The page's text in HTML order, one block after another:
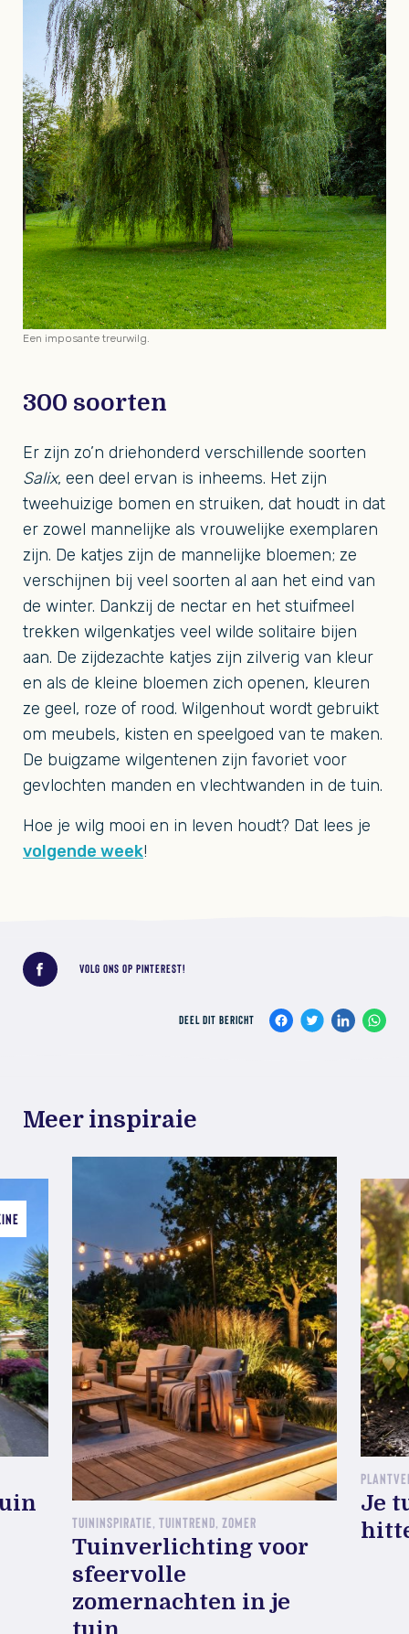
300 soorten
Er zijn zo’n driehonderd verschillende soorten
Salix, een deel ervan is inheems. Het zijn
tweehuizige bomen en struiken, dat houdt in dat
er zowel mannelijke als vrouwelijke exemplaren
zijn. De katjes zijn de mannelijke bloemen; ze
verschijnen bij veel soorten al aan het eind van
de winter. Dankzij de nectar en het stuifmeel
trekken wilgenkatjes veel wilde solitaire bijen
aan. De zijdezachte katjes zijn zilverig van kleur
en als de kleine bloemen zich openen, kleuren
ze geel, roze of rood. Wilgenhout wordt gebruikt
om meubels, kisten en speelgoed van te maken.
De buigzame wilgentenen zijn favoriet voor
gevlochten manden en vlechtwanden in de tuin.
Hoe je wilg mooi en in leven houdt? Dat lees je
volgende week!
Een imposante treurwilg.
VOLG ONS OP PINTEREST!
DEEL DIT BERICHT
Meer inspiraie
TUININSPIRATIE, TUINTREND, ZOMER
Tuinverlichting voor
sfeervolle
zomernachten in je
Je